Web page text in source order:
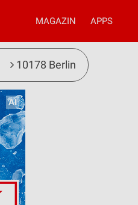
MAGAZIN APPS
10178 Berlin